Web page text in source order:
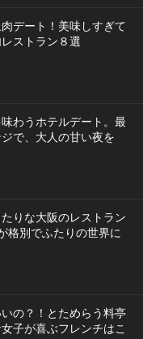
デート！美味しすぎて
ストラン８選
わうホテルデート。最
で、大人の甘い夜を
りな大阪のレストラン
格別でふたりの世界に
の？！とためらう料亭
子が喜ぶフレンチはこ